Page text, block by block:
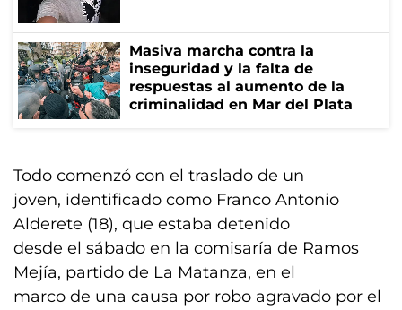
Masiva marcha contra la
inseguridad y la falta de
respuestas al aumento de la
criminalidad en Mar del Plata
Todo comenzó con el traslado de un
joven, identificado como Franco Antonio
Alderete (18), que estaba detenido
desde el sábado en la comisaría de Ramos
Mejía, partido de La Matanza, en el
marco de una causa por robo agravado por el